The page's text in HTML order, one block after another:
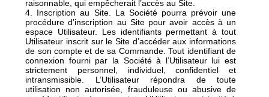
raisonnable, qui empêcherait l’accès au Site.
4. Inscription au Site. La Société pourra prévoir une
procédure d’inscription au Site pour avoir accès à un
espace Utilisateur. Les identifiants permettant à tout
Utilisateur inscrit sur le Site d’accéder aux informations
de son compte et de sa Commande. Tout identifiant de
connexion fourni par la Société à l’Utilisateur lui est
strictement personnel, individuel, confidentiel et
intransmissible. L’Utilisateur répondra de toute
utilisation non autorisée, frauduleuse ou abusive de